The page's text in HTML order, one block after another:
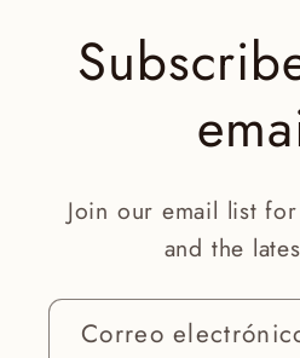
Join our email list
and the
Correo